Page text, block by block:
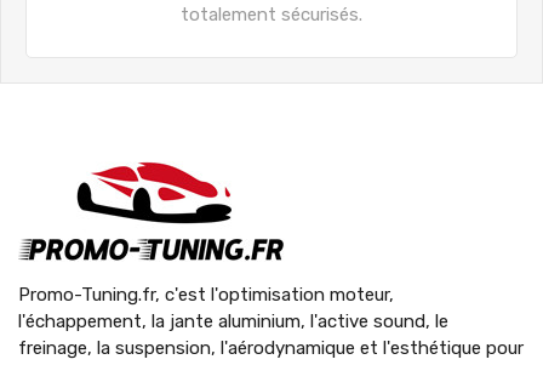
totalement sécurisés.
Promo-Tuning.fr, c'est l'optimisation moteur,
l'échappement, la jante aluminium, l'active sound, le
freinage, la suspension, l'aérodynamique et l'esthétique pour